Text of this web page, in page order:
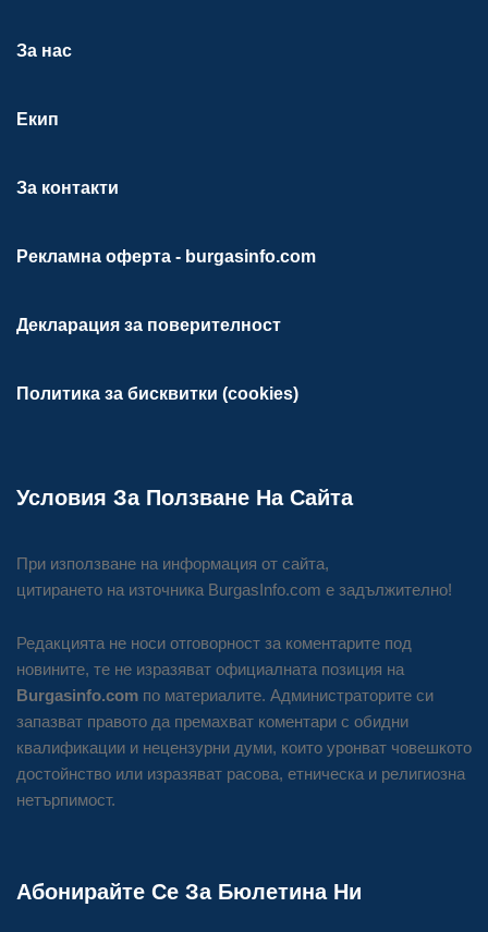
За нас
Екип
За контакти
Рекламна оферта - burgasinfo.com
Декларация за поверителност
Политика за бисквитки (cookies)
Условия За Ползване На Сайта
При използване на информация от сайта,
цитирането на източника BurgasInfo.com е задължително!
Редакцията не носи отговорност за коментарите под
новините, те не изразяват официалната позиция на
Burgasinfo.com по материалите. Администраторите си
запазват правото да премахват коментари с обидни
квалификации и нецензурни думи, които уронват човешкото
достойнство или изразяват расова, етническа и религиозна
нетърпимост.
Абонирайте Се За Бюлетина Ни